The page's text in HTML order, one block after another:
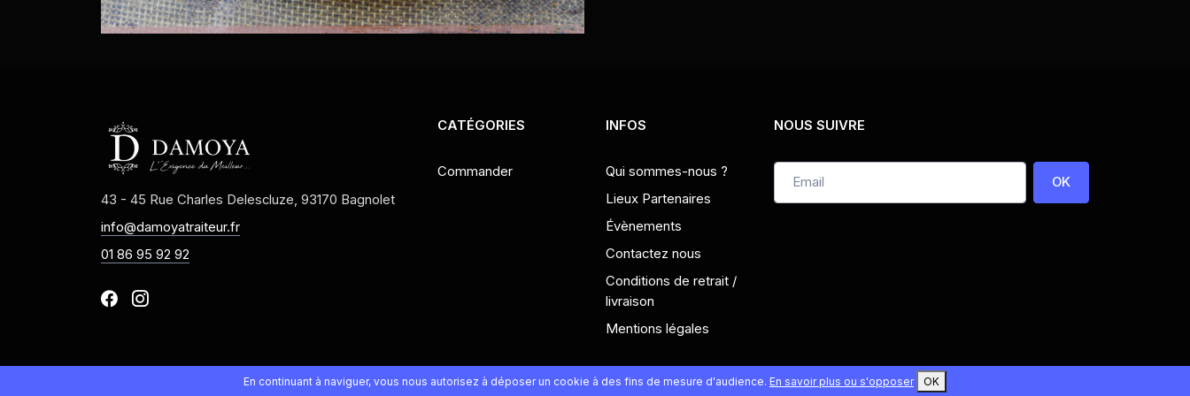
43 - 45 Rue Charles Delescluze, 93170 Bagnolet
info@damoyatraiteur.fr
01 86 95 92 92
CATÉGORIES
Commander
INFOS
Qui sommes-nous ?
Lieux Partenaires
Évènements
Contactez nous
Conditions de retrait /
livraison
Mentions légales
NOUS SUIVRE
OK
En continuant à naviguer, vous nous autorisez à déposer un cookie à des fins de mesure d'audience. En savoir plus ou s'opposer OK